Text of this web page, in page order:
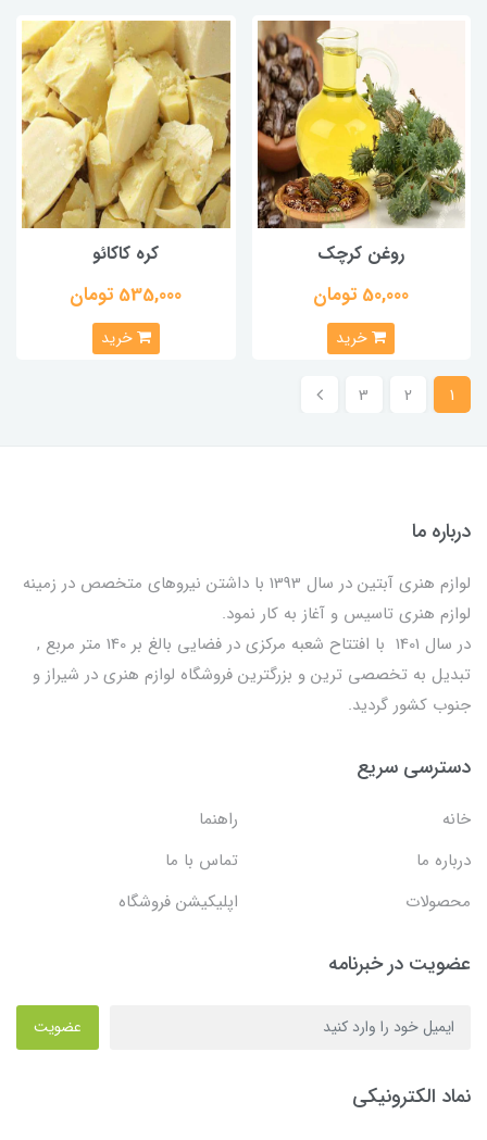
روغن کرچک
50,000 تومان
خرید
کره کاکائو
535,000 تومان
خرید
1
2
3
درباره ما
لوازم هنری آبتین در سال 1393 با داشتن نیروهای متخصص در زمینه
لوازم هنری تاسیس و آغاز به کار نمود.
در سال 1401 با افتتاح شعبه مرکزی در فضایی بالغ بر 140 متر مربع ,
تبدیل به تخصصی ترین و بزرگترین فروشگاه لوازم هنری در شیراز و
جنوب کشور گردید.
دسترسی سریع
خانه
راهنما
درباره ما
تماس با ما
محصولات
اپلیکیشن فروشگاه
عضویت در خبرنامه
عضویت
نماد الکترونیکی